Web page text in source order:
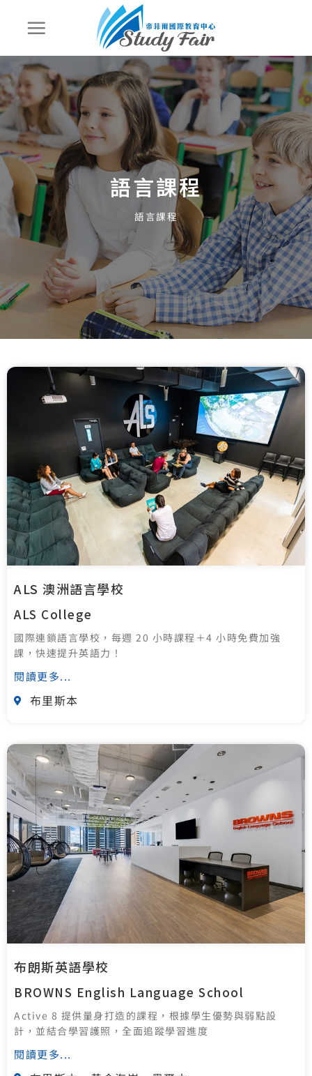
語言課程
語言課程
ALS 澳洲語言學校
ALS College
國際連鎖語言學校，每週 20 小時課程＋4 小時免費加強
課，快速提升英語力！
閱讀更多...
布里斯本
布朗斯英語學校
BROWNS English Language School
Active 8 提供量身打造的課程，根據學生優勢與弱點設
計，並結合學習護照，全面追蹤學習進度
閱讀更多...